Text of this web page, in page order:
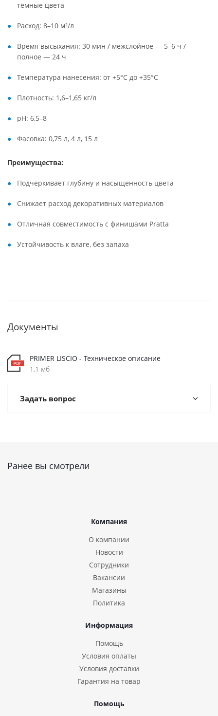
тёмные цвета
Расход: 8–10 м²/л
Время высыхания: 30 мин / межслойное — 5–6 ч /
полное — 24 ч
Температура нанесения: от +5°C до +35°C
Плотность: 1,6–1,65 кг/л
pH: 6,5–8
Фасовка: 0,75 л, 4 л, 15 л
Преимущества:
Подчёркивает глубину и насыщенность цвета
Снижает расход декоративных материалов
Отличная совместимость с финишами Pratta
Устойчивость к влаге, без запаха
Документы
PRIMER LISCIO - Техническое описание
1,1 мб
Задать вопрос
Ранее вы смотрели
Компания
О компании
Новости
Сотрудники
Вакансии
Магазины
Политика
Информация
Помощь
Условия оплаты
Условия доставки
Гарантия на товар
Помощь